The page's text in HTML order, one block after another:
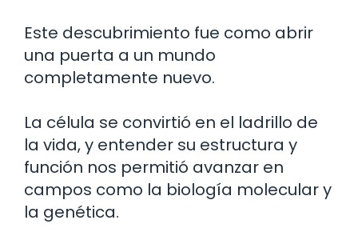
Este descubrimiento fue como abrir
una puerta a un mundo
completamente nuevo.
La célula se convirtió en el ladrillo de
la vida, y entender su estructura y
función nos permitió avanzar en
campos como la biología molecular y
la genética.